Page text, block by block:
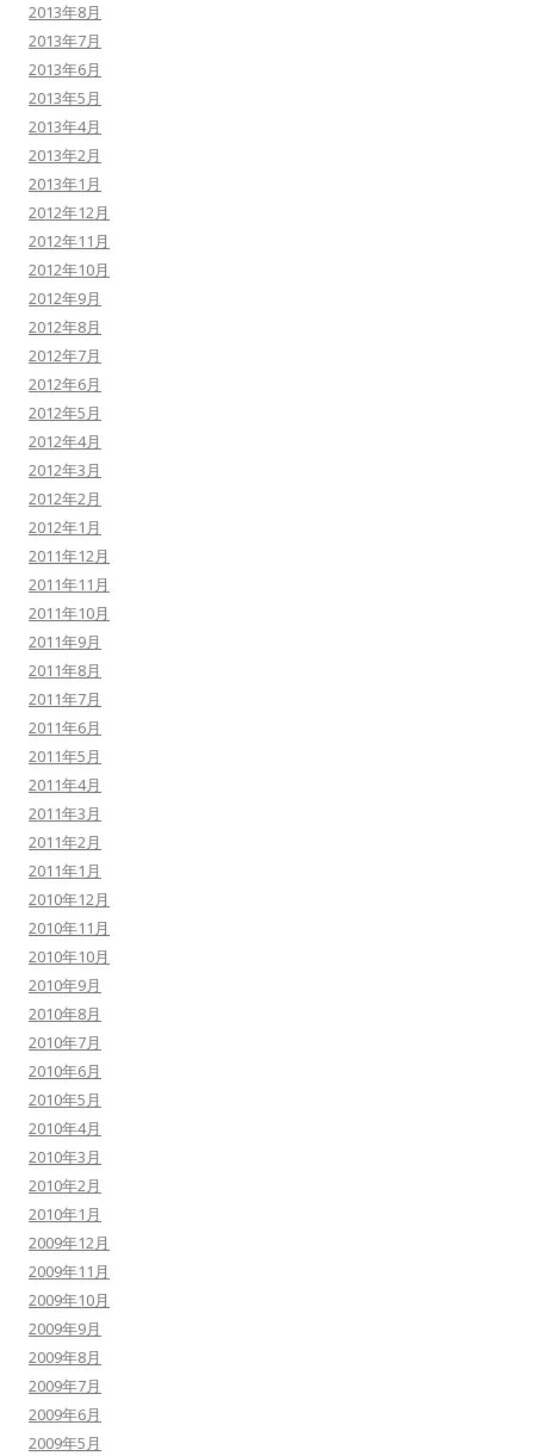
2013年8月
2013年7月
2013年6月
2013年5月
2013年4月
2013年2月
2013年1月
2012年12月
2012年11月
2012年10月
2012年9月
2012年8月
2012年7月
2012年6月
2012年5月
2012年4月
2012年3月
2012年2月
2012年1月
2011年12月
2011年11月
2011年10月
2011年9月
2011年8月
2011年7月
2011年6月
2011年5月
2011年4月
2011年3月
2011年2月
2011年1月
2010年12月
2010年11月
2010年10月
2010年9月
2010年8月
2010年7月
2010年6月
2010年5月
2010年4月
2010年3月
2010年2月
2010年1月
2009年12月
2009年11月
2009年10月
2009年9月
2009年8月
2009年7月
2009年6月
2009年5月